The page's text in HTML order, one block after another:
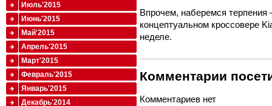
Впрочем, наберемся терпения
концептуальном кроссовере
неделе.
Комментарии
Комментариев нет
Июль'2015
Июнь'2015
Май'2015
Апрель'2015
Март'2015
Февраль'2015
Январь'2015
Декабрь'2014